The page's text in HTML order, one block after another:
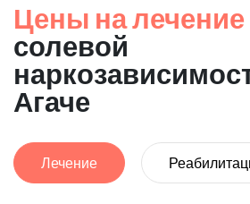
Цены на лечение
солевой
Агаче
Лечение